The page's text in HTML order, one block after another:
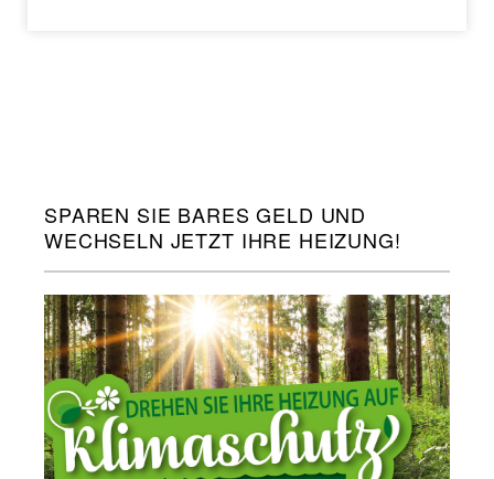
SPAREN SIE BARES GELD UND
WECHSELN JETZT IHRE HEIZUNG!